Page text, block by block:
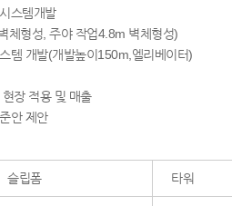
스템개발
체형성, 주야 작업4.8m 벽체형성)
템 개발(개발높이150m,엘리베이터)
장 적용 및 매출
안 제안
슬립폼 타워